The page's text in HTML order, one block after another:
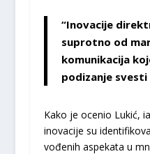
“Inovacije
suprotno od
komunikacija
podizanje
Kako je ocenio Lukić,
inovacije su
vođenih aspekata u